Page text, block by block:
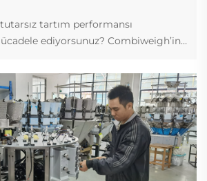
tartım performansı
ediyorsunuz? Combiweigh’in
şeffaf kalite kontrolü — sistem çalışır
mevzuata uyumunu ve yatırım
eder. Bugün hizmet planınızı